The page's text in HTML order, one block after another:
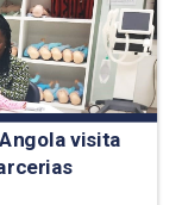
visita